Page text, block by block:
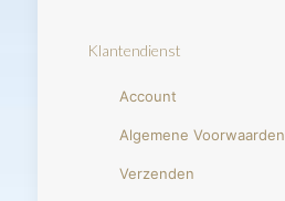
Klantendienst
Account
Algemene Voorwaarden
Verzenden